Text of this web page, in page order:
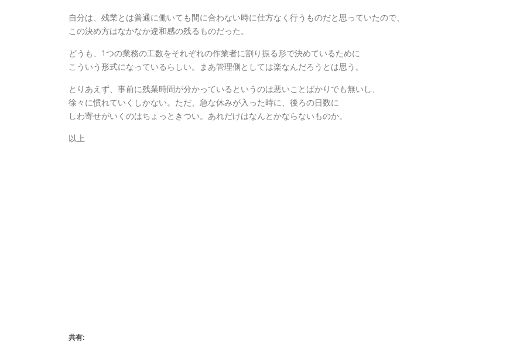
自分は、残業とは普通に働いても間に合わない時に仕方なく行うものだと思っていたので、
この決め方はなかなか違和感の残るものだった。
どうも、1つの業務の工数をそれぞれの作業者に割り振る形で決めているために
こういう形式になっているらしい。まあ管理側としては楽なんだろうとは思う。
とりあえず、事前に残業時間が分かっているというのは悪いことばかりでも無いし、
徐々に慣れていくしかない。ただ、急な休みが入った時に、後ろの日数に
しわ寄せがいくのはちょっときつい。あれだけはなんとかならないものか。
以上
共有: